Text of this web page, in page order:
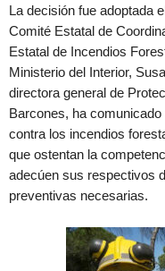
La decisión fue adoptada
Comité Estatal de
Estatal de Incendios
Ministerio del Interior,
directora general de
Barcones, ha
contra los incendios
que ostentan la
adecúen sus respectivos
preventivas necesarias.